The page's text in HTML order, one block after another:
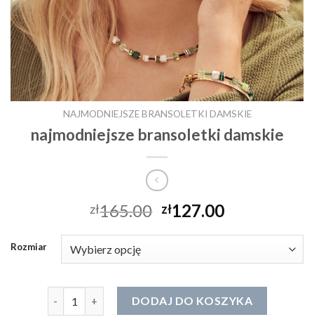
NAJMODNIEJSZE BRANSOLETKI DAMSKIE
najmodniejsze bransoletki damskie
zł165.00 zł127.00
Rozmiar
ilość najmodniejsze bransoletki damskie
DODAJ DO KOSZYKA